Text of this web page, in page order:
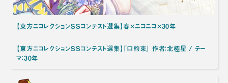
【東方ニコレクションSSコンテスト選集】春×ニコニコ×30年
【東方ニコレクションSSコンテスト選集】『口約束』 作者：北極星 / テー
マ：30年